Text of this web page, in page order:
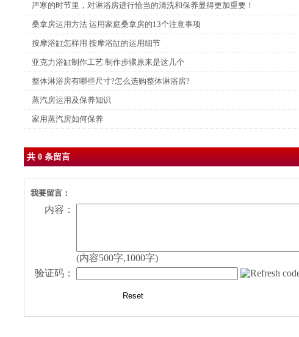
严寒的时节里，对淋浴房进行恰当的清洗和保养显得更加重要！
桑拿房运用方法 运用家庭桑拿房的13个注意事项
按摩浴缸怎样用 按摩浴缸的运用细节
亚克力浴缸制作工艺 制作步骤原来是这几个
整体淋浴房有哪些尺寸?怎么选购整体淋浴房?
蒸汽房运用及保养知识
家用蒸汽房如何保养
共 0 条留言
我要留言：
内容：
(内容500字,1000字)
验证码：